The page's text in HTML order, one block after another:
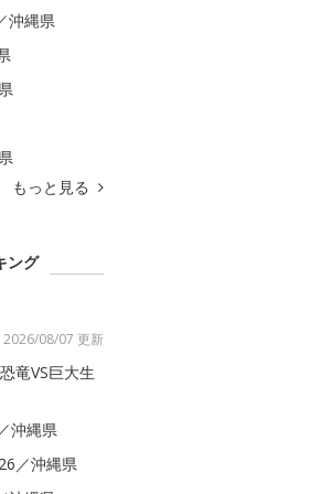
沖縄県
もっと見る
ング
2026/08/07 更新
竜VS巨大生
沖縄県
／沖縄県